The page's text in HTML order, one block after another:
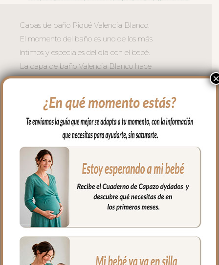
Capas de baño Piqué Valencia Blanco.
El momento del baño es uno de los más
íntimos y especiales del día con el bebé.
La capa de baño Valencia Blanco hace
aún más especial.
blanco de alta absorción, con capucha
en piqué de algodón Valencia Blanco
muy agradable, con una textura suave y
un acabado natural envuelve al bebé
con ternura desde el primer baño.
Dos Tamaños:
-Capa Grande (110 x 110 cm) — con
sujeción al cuello para que te permita
tener las manos libres y coger a tu bebé
con tranquilidad.
-Capa Pequeña (90 x 90 cm) —
perfecta para los primeros baños del
×